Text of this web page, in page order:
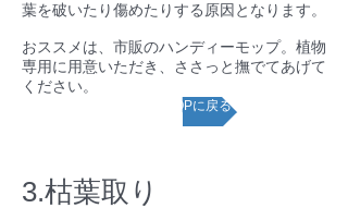
3.枯葉取り
ページTOPに戻る
葉を破いたり傷めたりする原因となります。
おススメは、市販のハンディーモップ。植物
専用に用意いただき、ささっと撫でてあげて
ください。